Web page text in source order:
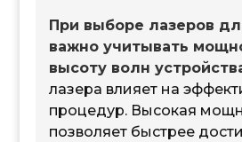
При выборе лазеров
важно учитывать
высоту волн
лазера влияет на
процедур. Высокая
позволяет быстрее